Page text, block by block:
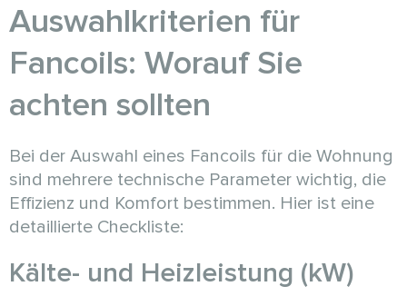
Auswahlkriterien für
Fancoils: Worauf Sie
achten sollten
Bei der Auswahl eines Fancoils für die Wohnung
sind mehrere technische Parameter wichtig, die
Effizienz und Komfort bestimmen. Hier ist eine
detaillierte Checkliste:
Kälte- und Heizleistung (kW)